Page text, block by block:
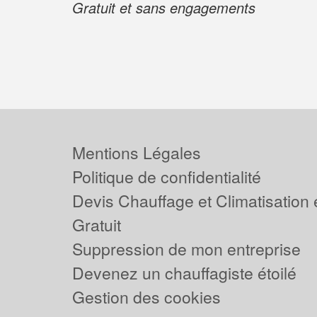
Gratuit et sans engagements
Mentions Légales
Politique de confidentialité
Devis Chauffage et Climatisation
Gratuit
Suppression de mon entreprise
Devenez un chauffagiste étoilé
Gestion des cookies